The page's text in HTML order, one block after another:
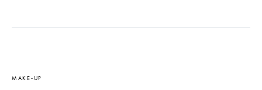
MAKE-UP